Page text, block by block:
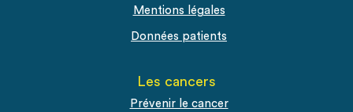
Mentions légales
Données patients
Les cancers
Prévenir le cancer